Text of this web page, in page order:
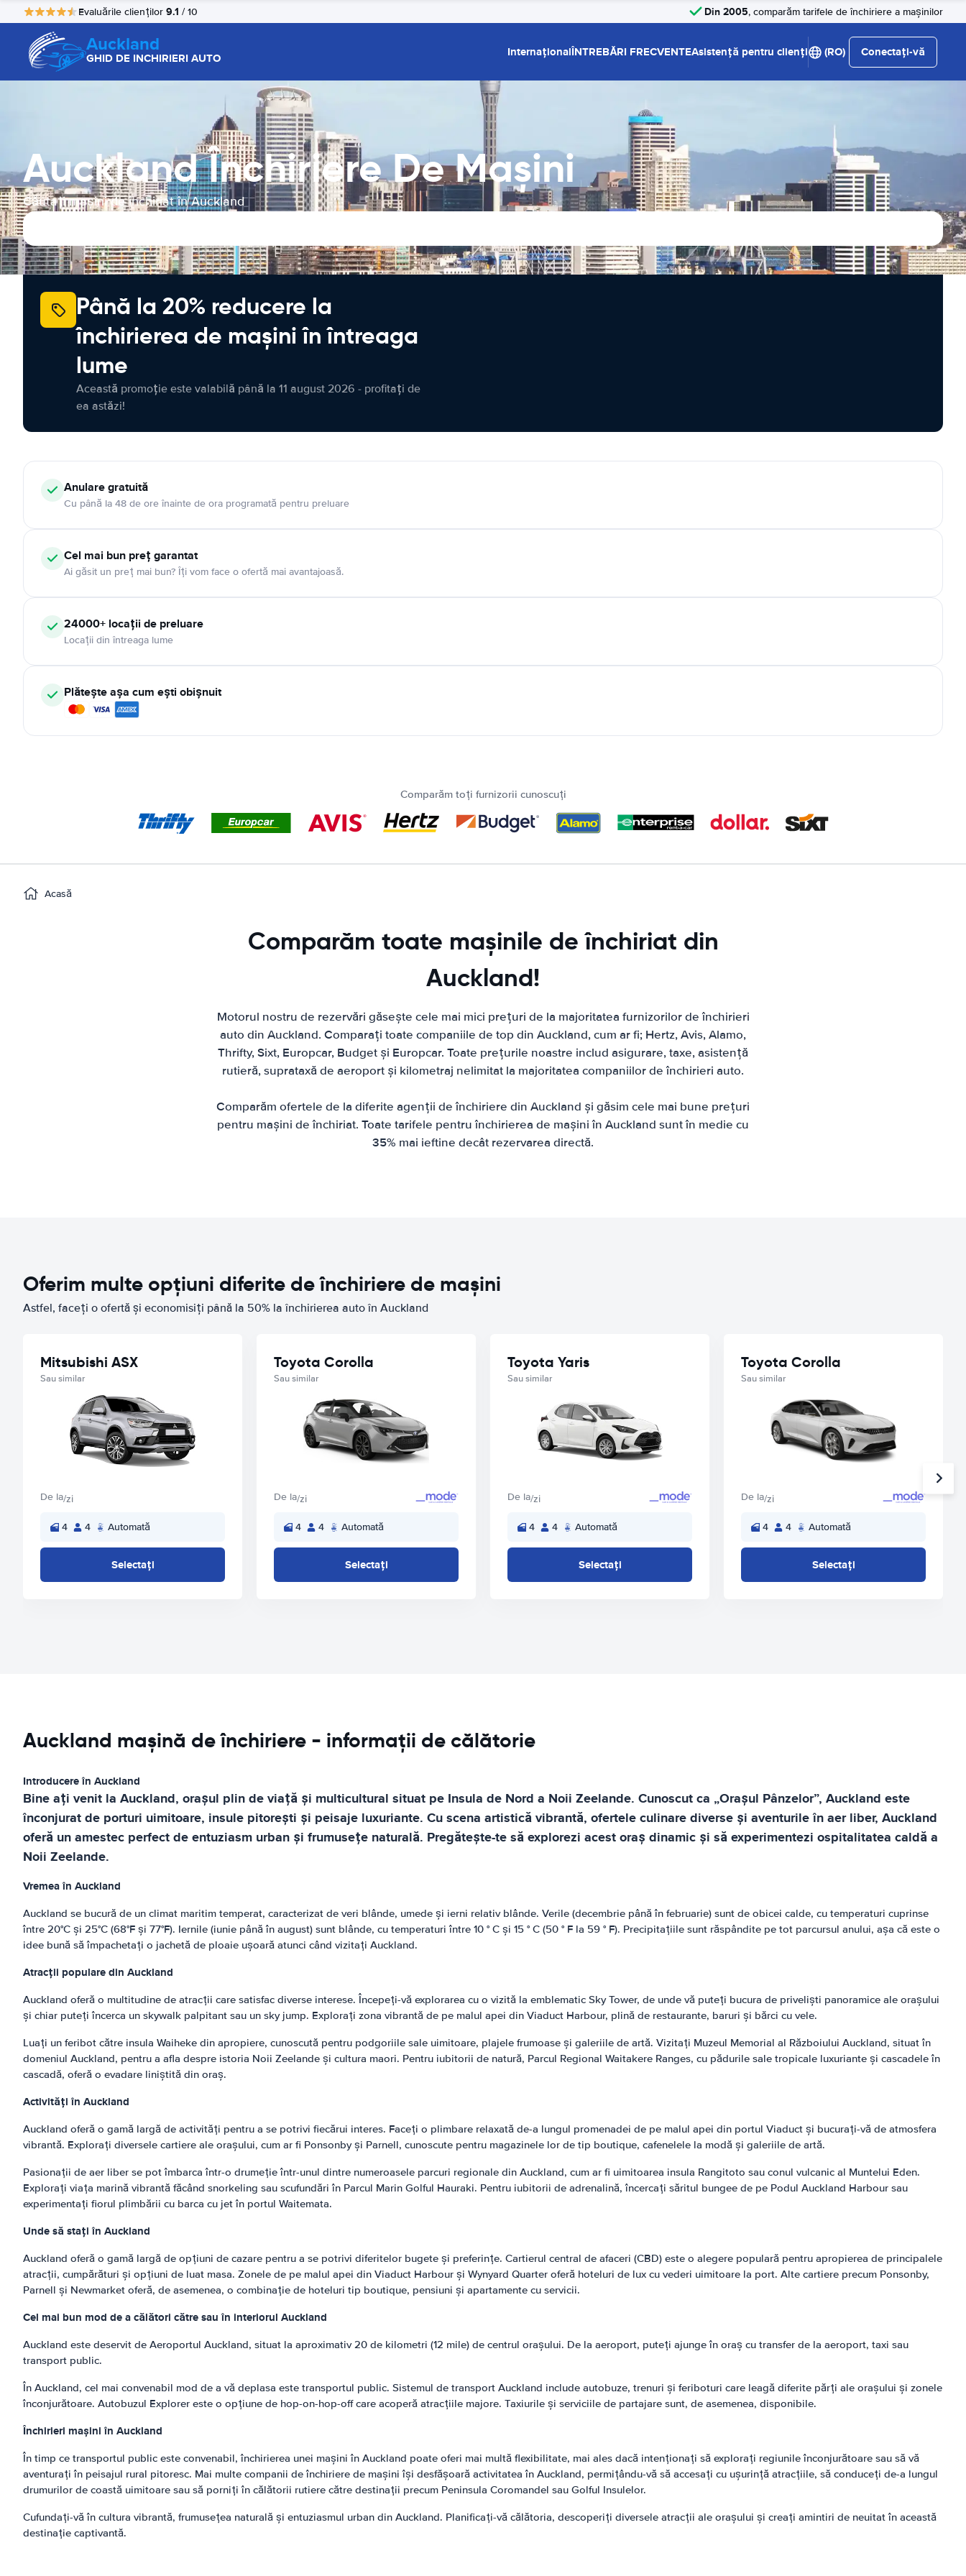
Evaluările clienților 9.1 / 10 Din 2005, comparăm tarifele de închiriere a mașinilor
Auckland
GHID DE INCHIRIERI AUTO InternaționalÎNTREBĂRI FRECVENTEAsistență pentru clienți (RO) Conectați-vă
Auckland Închiriere De Maşini
Căutați mașini de închiriat în Auckland
Până la 20% reducere la
închirierea de mașini în întreaga
lume
Această promoție este valabilă până la 11 august 2026 - profitați de
ea astăzi!
Anulare gratuită
Cu până la 48 de ore înainte de ora programată pentru preluare
Cel mai bun preț garantat
Ai găsit un preț mai bun? Îți vom face o ofertă mai avantajoasă.
24000+ locații de preluare
Locații din întreaga lume
Plătește așa cum ești obișnuit
Comparăm toți furnizorii cunoscuți
Acasă
Comparăm toate mașinile de închiriat din
Auckland!
Motorul nostru de rezervări găsește cele mai mici prețuri de la majoritatea furnizorilor de închirieri
auto din Auckland. Comparați toate companiile de top din Auckland, cum ar fi; Hertz, Avis, Alamo,
Thrifty, Sixt, Europcar, Budget și Europcar. Toate prețurile noastre includ asigurare, taxe, asistență
rutieră, suprataxă de aeroport și kilometraj nelimitat la majoritatea companiilor de închirieri auto.
Comparăm ofertele de la diferite agenții de închiriere din Auckland și găsim cele mai bune prețuri
pentru mașini de închiriat. Toate tarifele pentru închirierea de mașini în Auckland sunt în medie cu
35% mai ieftine decât rezervarea directă.
Oferim multe opțiuni diferite de închiriere de mașini
Astfel, faceți o ofertă și economisiți până la 50% la închirierea auto în Auckland
Mitsubishi ASX
Sau similar
De la/zi
4 4 Automată
Selectați
Toyota Corolla
Sau similar
De la/zi
4 4 Automată
Selectați
Toyota Yaris
Sau similar
De la/zi
4 4 Automată
Selectați
Toyota Corolla
Sau similar
De la/zi
4 4 Automată
Selectați
Auckland mașină de închiriere - informații de călătorie
Introducere în Auckland
Bine ați venit la Auckland, orașul plin de viață și multicultural situat pe Insula de Nord a Noii Zeelande. Cunoscut ca „Orașul Pânzelor”, Auckland este
înconjurat de porturi uimitoare, insule pitorești și peisaje luxuriante. Cu scena artistică vibrantă, ofertele culinare diverse și aventurile în aer liber, Auckland
oferă un amestec perfect de entuziasm urban și frumusețe naturală. Pregătește-te să explorezi acest oraș dinamic și să experimentezi ospitalitatea caldă a
Noii Zeelande.
Vremea în Auckland
Auckland se bucură de un climat maritim temperat, caracterizat de veri blânde, umede și ierni relativ blânde. Verile (decembrie până în februarie) sunt de obicei calde, cu temperaturi cuprinse
între 20°C și 25°C (68°F și 77°F). Iernile (iunie până în august) sunt blânde, cu temperaturi între 10 ° C și 15 ° C (50 ° F la 59 ° F). Precipitațiile sunt răspândite pe tot parcursul anului, așa că este o
idee bună să împachetați o jachetă de ploaie ușoară atunci când vizitați Auckland.
Atracții populare din Auckland
Auckland oferă o multitudine de atracții care satisfac diverse interese. Începeți-vă explorarea cu o vizită la emblematic Sky Tower, de unde vă puteți bucura de priveliști panoramice ale orașului
și chiar puteți încerca un skywalk palpitant sau un sky jump. Explorați zona vibrantă de pe malul apei din Viaduct Harbour, plină de restaurante, baruri și bărci cu vele.
Luați un feribot către insula Waiheke din apropiere, cunoscută pentru podgoriile sale uimitoare, plajele frumoase și galeriile de artă. Vizitați Muzeul Memorial al Războiului Auckland, situat în
domeniul Auckland, pentru a afla despre istoria Noii Zeelande și cultura maori. Pentru iubitorii de natură, Parcul Regional Waitakere Ranges, cu pădurile sale tropicale luxuriante și cascadele în
cascadă, oferă o evadare liniștită din oraș.
Activități în Auckland
Auckland oferă o gamă largă de activități pentru a se potrivi fiecărui interes. Faceți o plimbare relaxată de-a lungul promenadei de pe malul apei din portul Viaduct și bucurați-vă de atmosfera
vibrantă. Explorați diversele cartiere ale orașului, cum ar fi Ponsonby și Parnell, cunoscute pentru magazinele lor de tip boutique, cafenelele la modă și galeriile de artă.
Pasionații de aer liber se pot îmbarca într-o drumeție într-unul dintre numeroasele parcuri regionale din Auckland, cum ar fi uimitoarea insula Rangitoto sau conul vulcanic al Muntelui Eden.
Explorați viața marină vibrantă făcând snorkeling sau scufundări în Parcul Marin Golful Hauraki. Pentru iubitorii de adrenalină, încercați săritul bungee de pe Podul Auckland Harbour sau
experimentați fiorul plimbării cu barca cu jet în portul Waitemata.
Unde să stați în Auckland
Auckland oferă o gamă largă de opțiuni de cazare pentru a se potrivi diferitelor bugete și preferințe. Cartierul central de afaceri (CBD) este o alegere populară pentru apropierea de principalele
atracții, cumpărături și opțiuni de luat masa. Zonele de pe malul apei din Viaduct Harbour și Wynyard Quarter oferă hoteluri de lux cu vederi uimitoare la port. Alte cartiere precum Ponsonby,
Parnell și Newmarket oferă, de asemenea, o combinație de hoteluri tip boutique, pensiuni și apartamente cu servicii.
Cel mai bun mod de a călători către sau în interiorul Auckland
Auckland este deservit de Aeroportul Auckland, situat la aproximativ 20 de kilometri (12 mile) de centrul orașului. De la aeroport, puteți ajunge în oraș cu transfer de la aeroport, taxi sau
transport public.
În Auckland, cel mai convenabil mod de a vă deplasa este transportul public. Sistemul de transport Auckland include autobuze, trenuri și feriboturi care leagă diferite părți ale orașului și zonele
înconjurătoare. Autobuzul Explorer este o opțiune de hop-on-hop-off care acoperă atracțiile majore. Taxiurile și serviciile de partajare sunt, de asemenea, disponibile.
Închirieri mașini în Auckland
În timp ce transportul public este convenabil, închirierea unei mașini în Auckland poate oferi mai multă flexibilitate, mai ales dacă intenționați să explorați regiunile înconjurătoare sau să vă
aventurați în peisajul rural pitoresc. Mai multe companii de închiriere de mașini își desfășoară activitatea în Auckland, permițându-vă să accesați cu ușurință atracțiile, să conduceți de-a lungul
drumurilor de coastă uimitoare sau să porniți în călătorii rutiere către destinații precum Peninsula Coromandel sau Golful Insulelor.
Cufundați-vă în cultura vibrantă, frumusețea naturală și entuziasmul urban din Auckland. Planificați-vă călătoria, descoperiți diversele atracții ale orașului și creați amintiri de neuitat în această
destinație captivantă.